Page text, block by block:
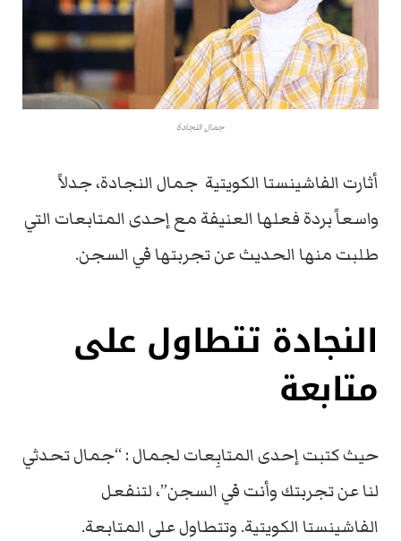
جمال النجادة
أثارت الفاشينستا الكويتية جمال النجادة، جدلاً
واسعاً بردة فعلها العنيفة مع إحدى المتابعات التي
طلبت منها الحديث عن تجربتها في السجن.
النجادة تتطاول على
متابعة
حيث كتبت إحدى المتابِعات لجمال : “جمال تحدثي
لنا عن تجربتك وأنت في السجن”، لتنفعل
الفاشينستا الكويتية. وتتطاول على المتابعة.